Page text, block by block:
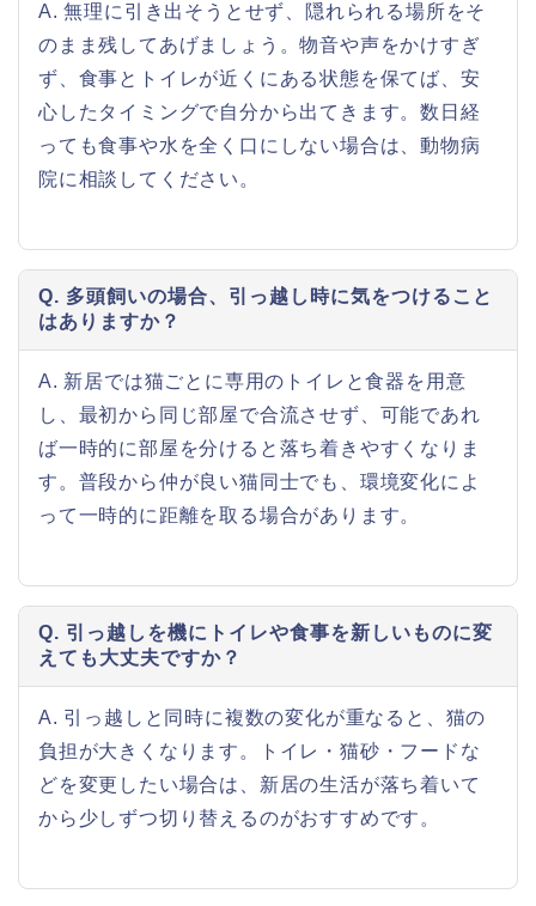
A. 無理に引き出そうとせず、隠れられる場所をそ
のまま残してあげましょう。物音や声をかけすぎ
ず、食事とトイレが近くにある状態を保てば、安
心したタイミングで自分から出てきます。数日経
っても食事や水を全く口にしない場合は、動物病
院に相談してください。
Q. 多頭飼いの場合、引っ越し時に気をつけること
はありますか？
A. 新居では猫ごとに専用のトイレと食器を用意
し、最初から同じ部屋で合流させず、可能であれ
ば一時的に部屋を分けると落ち着きやすくなりま
す。普段から仲が良い猫同士でも、環境変化によ
って一時的に距離を取る場合があります。
Q. 引っ越しを機にトイレや食事を新しいものに変
えても大丈夫ですか？
A. 引っ越しと同時に複数の変化が重なると、猫の
負担が大きくなります。トイレ・猫砂・フードな
どを変更したい場合は、新居の生活が落ち着いて
から少しずつ切り替えるのがおすすめです。